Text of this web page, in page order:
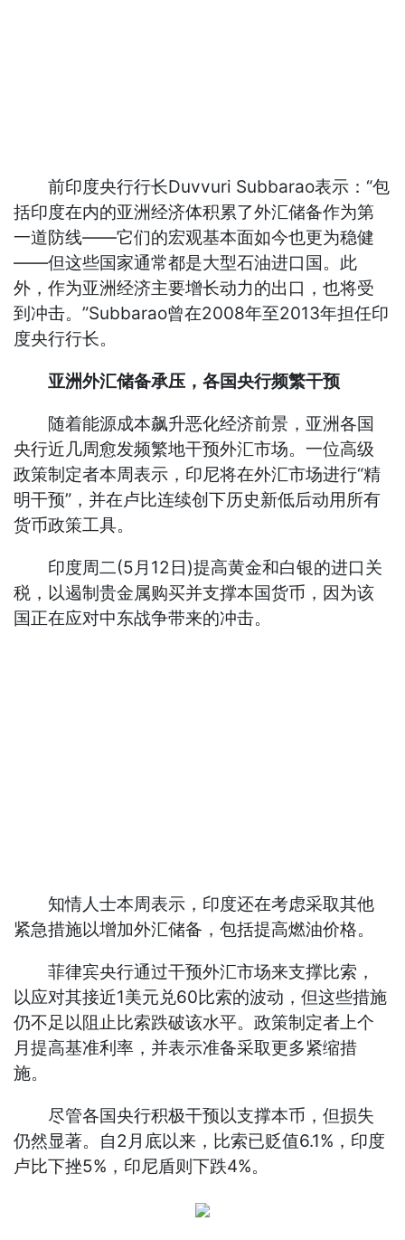
前印度央行行长Duvvuri Subbarao表示：“包
括印度在内的亚洲经济体积累了外汇储备作为第
一道防线——它们的宏观基本面如今也更为稳健
——但这些国家通常都是大型石油进口国。此
外，作为亚洲经济主要增长动力的出口，也将受
到冲击。”Subbarao曾在2008年至2013年担任印
度央行行长。
亚洲外汇储备承压，各国央行频繁干预
随着能源成本飙升恶化经济前景，亚洲各国
央行近几周愈发频繁地干预外汇市场。一位高级
政策制定者本周表示，印尼将在外汇市场进行“精
明干预”，并在卢比连续创下历史新低后动用所有
货币政策工具。
印度周二(5月12日)提高黄金和白银的进口关
税，以遏制贵金属购买并支撑本国货币，因为该
国正在应对中东战争带来的冲击。
知情人士本周表示，印度还在考虑采取其他
紧急措施以增加外汇储备，包括提高燃油价格。
菲律宾央行通过干预外汇市场来支撑比索，
以应对其接近1美元兑60比索的波动，但这些措施
仍不足以阻止比索跌破该水平。政策制定者上个
月提高基准利率，并表示准备采取更多紧缩措
施。
尽管各国央行积极干预以支撑本币，但损失
仍然显著。自2月底以来，比索已贬值6.1%，印度
卢比下挫5%，印尼盾则下跌4%。